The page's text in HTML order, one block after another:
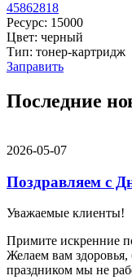
45862818
Ресурс: 15000
Цвет: черный
Тип: тонер-картридж
Заправить
Последние
2026-05-07
Поздравляем с
Уважаемые клиенты!
Примите искренние
Желаем вам здоровья,
праздником мы не